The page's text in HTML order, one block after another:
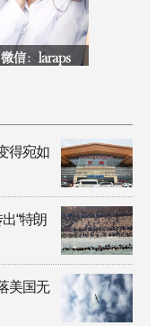
得宛如
“特朗
美国无